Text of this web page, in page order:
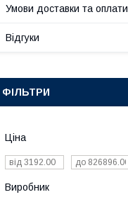
Умови доставки та оплати
Відгуки
ФІЛЬТРИ
Ціна
Виробник